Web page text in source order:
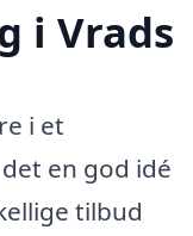
i Vrads
i et
en god idé
tilbud